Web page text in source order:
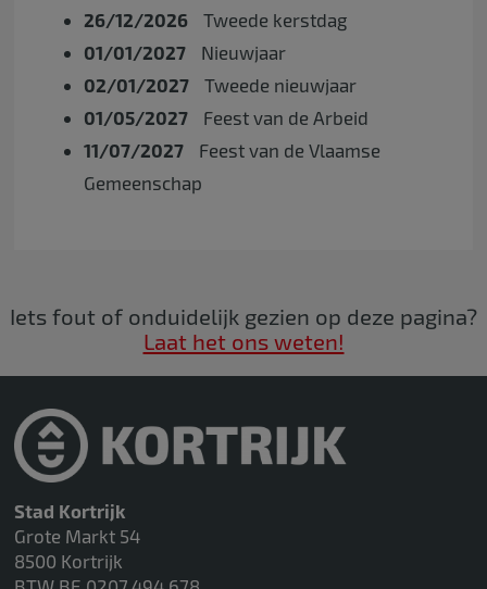
26/12/2026
Tweede kerstdag
01/01/2027
Nieuwjaar
02/01/2027
Tweede nieuwjaar
01/05/2027
Feest van de Arbeid
11/07/2027
Feest van de Vlaamse
Gemeenschap
Iets fout of onduidelijk gezien op deze pagina?
Laat het ons weten!
Stad Kortrijk
Grote Markt 54
8500 Kortrijk